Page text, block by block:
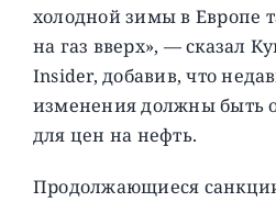
холодной зимы в Европе
на газ вверх», — сказал
Insider, добавив, что
изменения должны быть
для цен на нефть.
Продолжающиеся